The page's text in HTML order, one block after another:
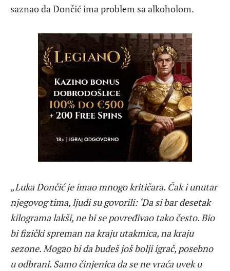
saznao da Dončić ima problem sa alkoholom.
„Luka Dončić je imao mnogo kritičara. Čak i unutar
njegovog tima, ljudi su govorili: ‘Da si bar desetak
kilograma lakši, ne bi se povređivao tako često. Bio
bi fizički spreman na kraju utakmica, na kraju
sezone. Mogao bi da budeš još bolji igrač, posebno
u odbrani. Samo činjenica da se ne vraća uvek u